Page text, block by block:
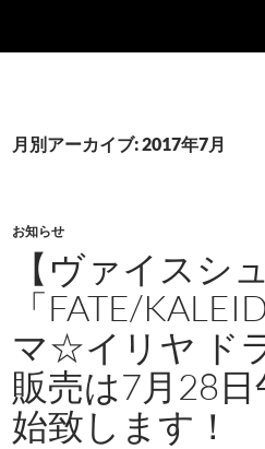
月別アーカイブ: 2017年7月
お知らせ
【ヴァイスシ
「FATE/
マ☆イリヤ ド
販売は7月28
始致します！